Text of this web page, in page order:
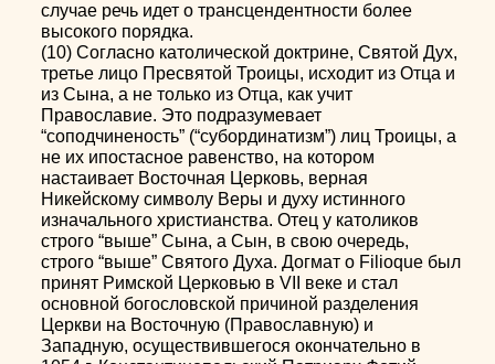
случае речь идет о трансцендентности более
высокого порядка.
(10) Согласно католической доктрине, Святой Дух,
третье лицо Пресвятой Троицы, исходит из Отца и
из Сына, а не только из Отца, как учит
Православие. Это подразумевает
“соподчиненость” (“субординатизм”) лиц Троицы, а
не их ипостасное равенство, на котором
настаивает Восточная Церковь, верная
Никейскому символу Веры и духу истинного
изначального христианства. Отец у католиков
строго “выше” Сына, а Сын, в свою очередь,
строго “выше” Святого Духа. Догмат о Filioque был
принят Римской Церковью в VII веке и стал
основной богословской причиной разделения
Церкви на Восточную (Православную) и
Западную, осуществившегося окончательно в